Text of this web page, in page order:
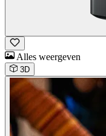
Alles weergeven
3D